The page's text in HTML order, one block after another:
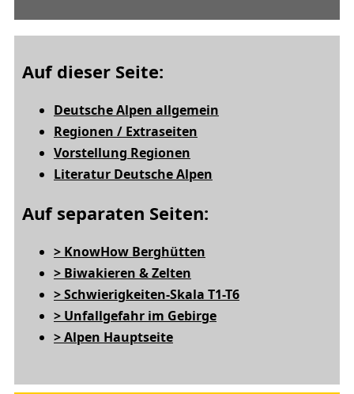
Auf dieser Seite:
Deutsche Alpen allgemein
Regionen / Extraseiten
Vorstellung Regionen
Literatur Deutsche Alpen
Auf separaten Seiten:
> KnowHow Berghütten
> Biwakieren & Zelten
> Schwierigkeiten-Skala T1-T6
> Unfallgefahr im Gebirge
> Alpen Hauptseite